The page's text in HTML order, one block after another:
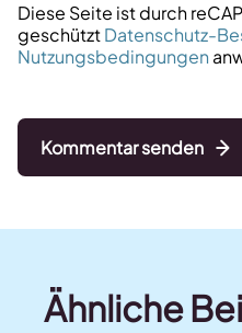
Diese Seite ist durch
geschütztDatenschutz-
Nutzungsbedingungen
Kommentar senden
Ähnliche